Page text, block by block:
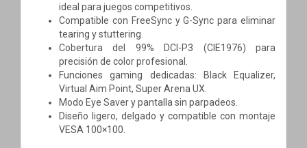
ideal para juegos competitivos.
Compatible con FreeSync y G-Sync para eliminar
tearing y stuttering.
Cobertura del 99% DCI-P3 (CIE1976) para
precisión de color profesional.
Funciones gaming dedicadas: Black Equalizer,
Virtual Aim Point, Super Arena UX.
Modo Eye Saver y pantalla sin parpadeos.
Diseño ligero, delgado y compatible con montaje
VESA 100×100.